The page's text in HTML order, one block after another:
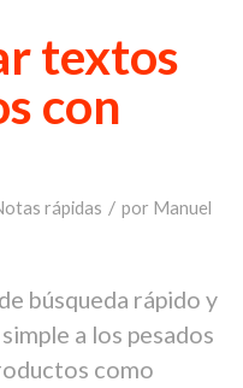
textos
con
rápidas / por Manuel
búsqueda rápido y
a los pesados
como